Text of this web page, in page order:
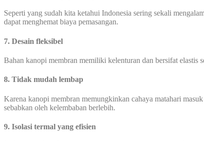
Seperti yang sudah kita ketahui Indonesia sering sekali
dapat menghemat biaya pemasangan.
7. Desain fleksibel
Bahan kanopi membran memiliki kelenturan dan bersifat elastis
8. Tidak mudah lembap
Karena kanopi membran memungkinkan cahaya matahari
sebabkan oleh kelembaban berlebih.
9. Isolasi termal yang efisien